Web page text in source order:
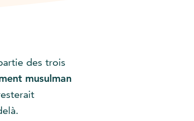
des trois
musulman